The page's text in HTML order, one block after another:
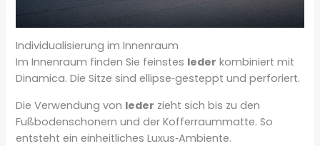
Individualisierung im Innenraum
Im Innenraum finden Sie feinstes leder kombiniert mit
Dinamica. Die Sitze sind ellipse‑gesteppt und perforiert.
Die Verwendung von leder zieht sich bis zu den
Fußbodenschonern und der Kofferraummatte. So
entsteht ein einheitliches Luxus‑Ambiente.